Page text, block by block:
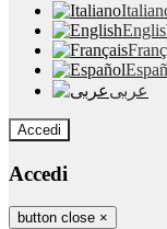
عربى
Accedi
Accedi
button close ×